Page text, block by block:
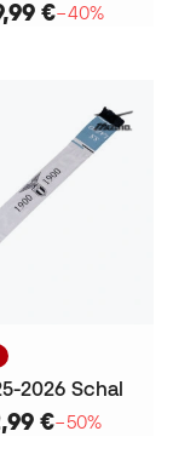
€−40%
2026 Schal
€−50%